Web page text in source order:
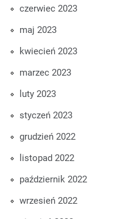
czerwiec 2023
maj 2023
kwiecień 2023
marzec 2023
luty 2023
styczeń 2023
grudzień 2022
listopad 2022
październik 2022
wrzesień 2022